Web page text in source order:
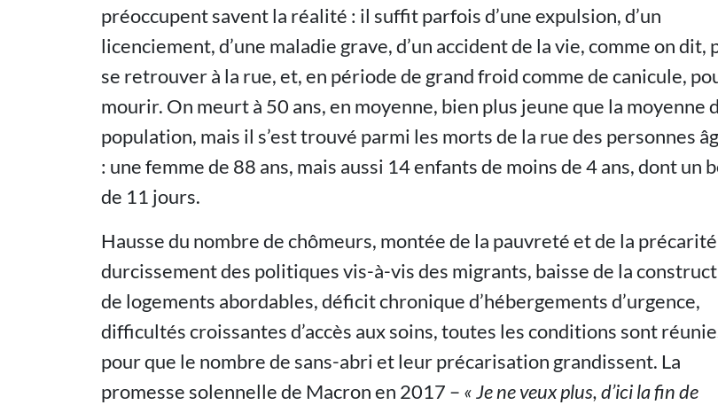
préoccupent savent la réalité : il suffit parfois d’une expulsion, d’un
licenciement, d’une maladie grave, d’un accident de la vie, comme on dit,
se retrouver à la rue, et, en période de grand froid comme de canicule,
mourir. On meurt à 50 ans, en moyenne, bien plus jeune que la moyenne
population, mais il s’est trouvé parmi les morts de la rue des personnes
: une femme de 88 ans, mais aussi 14 enfants de moins de 4 ans, dont un
de 11 jours.
Hausse du nombre de chômeurs, montée de la pauvreté et de la
durcissement des politiques vis-à-vis des migrants, baisse de la
de logements abordables, déficit chronique d’hébergements d’urgence,
difficultés croissantes d’accès aux soins, toutes les conditions sont
pour que le nombre de sans-abri et leur précarisation grandissent. La
promesse solennelle de Macron en 2017 – « Je ne veux plus, d’ici la fin de